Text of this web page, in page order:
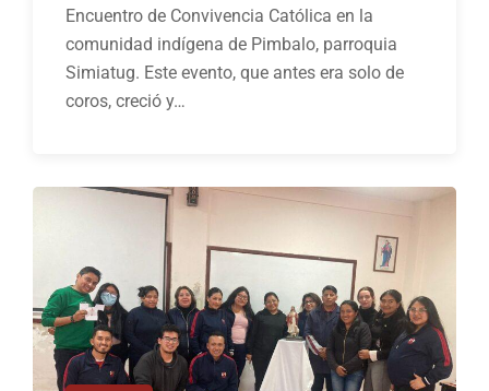
Encuentro de Convivencia Católica en la
comunidad indígena de Pimbalo, parroquia
Simiatug. Este evento, que antes era solo de
coros, creció y…